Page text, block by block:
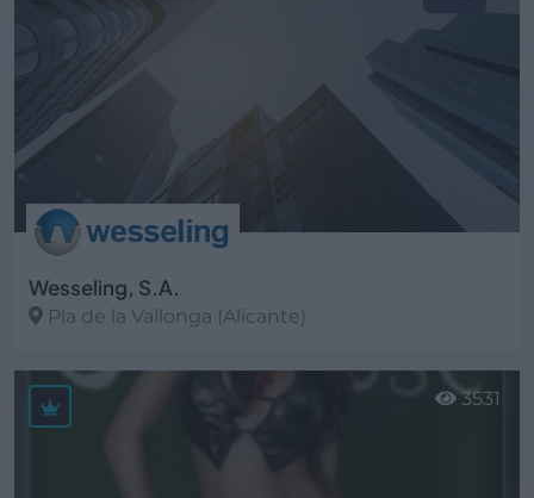
Wesseling, S.A.
Pla de la Vallonga (Alicante)
Ver más
3531